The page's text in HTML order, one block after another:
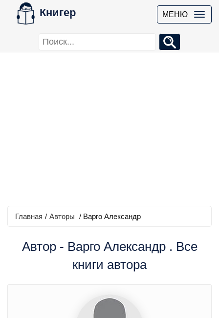
Книгер МЕНЮ
Главная / Авторы / Варго Александр
Автор - Варго Александр . Все
книги автора